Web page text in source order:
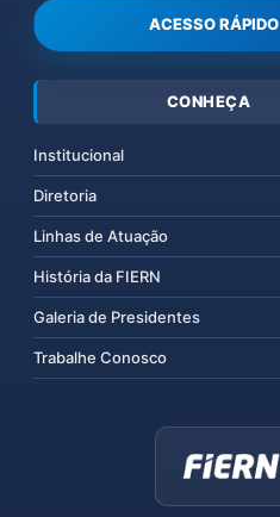
ACESSO RÁPIDO
CONHEÇA
Institucional
Diretoria
Linhas de Atuação
História da FIERN
Galeria de Presidentes
Trabalhe Conosco